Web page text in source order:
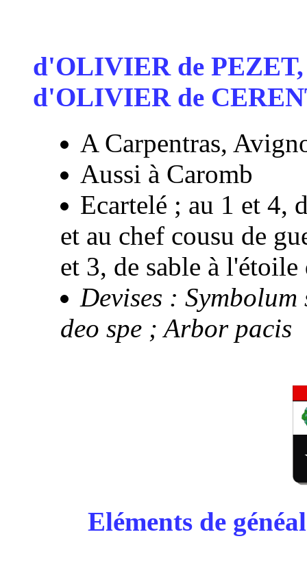
d'OLIVIER de
d'OLIVIER de
A Carpentras,
Aussi à Caromb
Ecartelé ; au 1 et 4,
et au chef cousu de
et 3, de sable à
Devises :
deo spe ; Arbor pacis
Eléments de